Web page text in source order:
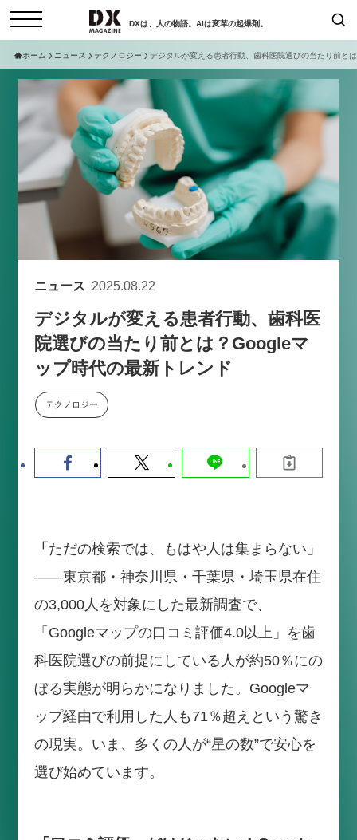
DXは、人の物語。AIは変革の起爆剤。
インタビュー
セミナー ニュース
サービスメニュー 日本オムニチャネル協会
トップページ
特集
動画
サイトマップ
お問い合わせ
個人情報保護法について
採用情報
検索
現在開催予定のセミナー
【8/12開催】「イノベーションを
数値化する」～投資される事業の
学ぶ資金調達・巻き込みのリアル
2026-06-10
セミナー
【9/30開催】AIで何でもできる時
ホーム ニュース テクノロジー デジタルが変える患者行動、歯科医院選びの当たり前と
ニュース 2025.08.22
デジタルが変える患者行動、歯科医
院選びの当たり前とは？Googleマ
ップ時代の最新トレンド
テクノロジー
「 ただの検索では、もはや人は集まらない」
――東京都・神奈川県・千葉県・埼玉県在住
の3,000人を対象にした最新調査で、
「Googleマップの口コミ評価4.0以上」を歯
科医院選びの前提にしている人が約50％にの
ぼる実態が明らかになりました。Googleマ
ップ経由で利用した人も71％超えという驚き
の現実。いま、多くの人が“星の数”で安心を
選び始めています。